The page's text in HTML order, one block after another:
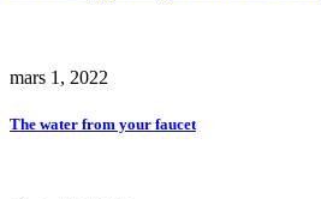
mars 1, 2022
The water from your faucet